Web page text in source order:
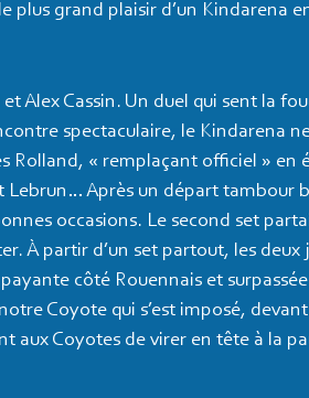
plus grand plaisir d’un Kindarena
Alex Cassin. Un duel qui sent la
spectaculaire, le Kindarena
Rolland, « remplaçant officiel » en
Lebrun… Après un départ tambour
occasions. Le second set
À partir d’un set partout, les deux
côté Rouennais et
Coyote qui s’est imposé,
aux Coyotes de virer en tête à la